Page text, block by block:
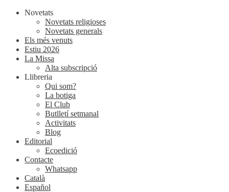
Novetats
Novetats religioses
Novetats generals
Els més venuts
Estiu 2026
La Missa
Alta subscripció
Llibreria
Qui som?
La botiga
El Club
Butlletí setmanal
Activitats
Blog
Editorial
Ecoedició
Contacte
Whatsapp
Català
Español